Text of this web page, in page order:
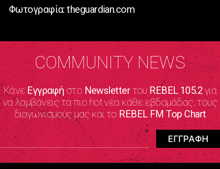
Φωτογραφία: theguardian.com
COMMUNITY NEWS
Κάνε Εγγραφήστο NewsletterτουREBEL 105.2για
να λαμβάνεις τα πιο hot νέα κάθε εβδομάδας, τους
διαγωνισμούς μας και το REBEL FM Top Chart